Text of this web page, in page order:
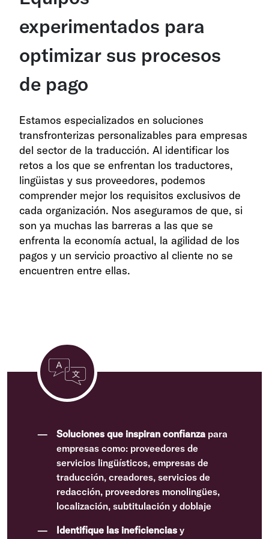
experimentados para
optimizar sus procesos
de pago
Estamos especializados en soluciones
transfronterizas personalizables para empresas
del sector de la traducción. Al identificar los
retos a los que se enfrentan los traductores,
lingüistas y sus proveedores, podemos
comprender mejor los requisitos exclusivos de
cada organización. Nos aseguramos de que, si
son ya muchas las barreras a las que se
enfrenta la economía actual, la agilidad de los
pagos y un servicio proactivo al cliente no se
encuentren entre ellas.
Soluciones que inspiran confianza para
empresas como: proveedores de
servicios lingüísticos, empresas de
traducción, creadores, servicios de
redacción, proveedores monolingües,
localización, subtitulación y doblaje
Identifique las ineficiencias y